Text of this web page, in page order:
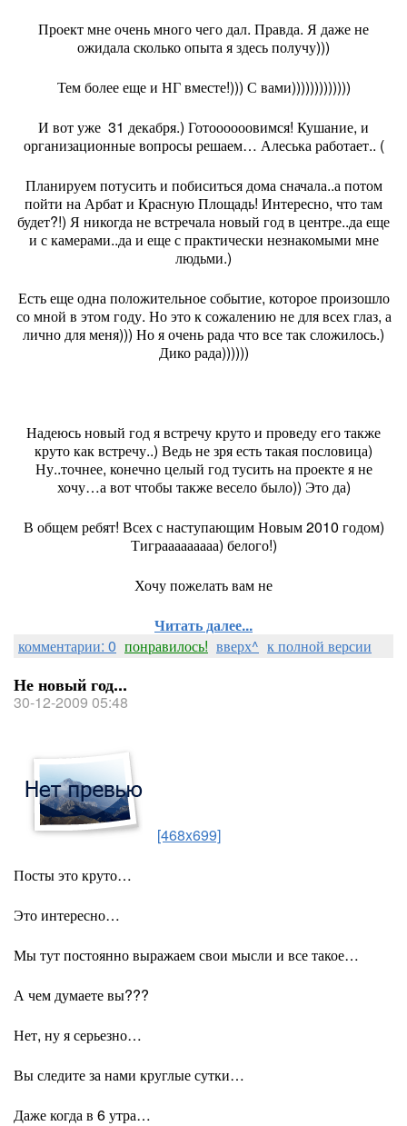
Проект мне очень много чего дал. Правда. Я даже не
ожидала сколько опыта я здесь получу)))
Тем более еще и НГ вместе!))) С вами)))))))))))))
И вот уже 31 декабря.) Готоооооовимся! Кушание, и
организационные вопросы решаем… Алеська работает.. (
Планируем потусить и побиситься дома сначала..а потом
пойти на Арбат и Красную Площадь! Интересно, что там
будет?!) Я никогда не встречала новый год в центре..да еще
и с камерами..да и еще с практически незнакомыми мне
людьми.)
Есть еще одна положительное событие, которое произошло
со мной в этом году. Но это к сожалению не для всех глаз, а
лично для меня))) Но я очень рада что все так сложилось.)
Дико рада))))))
Надеюсь новый год я встречу круто и проведу его также
круто как встречу..) Ведь не зря есть такая пословица)
Ну..точнее, конечно целый год тусить на проекте я не
хочу…а вот чтобы также весело было)) Это да)
В общем ребят! Всех с наступающим Новым 2010 годом)
Тиграаааааааа) белого!)
Хочу пожелать вам не
Читать далее...
комментарии: 0 понравилось! вверх^ к полной версии
Не новый год...
30-12-2009 05:48
[468x699]
Посты это круто…
Это интересно…
Мы тут постоянно выражаем свои мысли и все такое…
А чем думаете вы???
Нет, ну я серьезно…
Вы следите за нами круглые сутки…
Даже когда в 6 утра…